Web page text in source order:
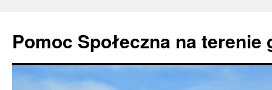
Pomoc Społeczna na terenie